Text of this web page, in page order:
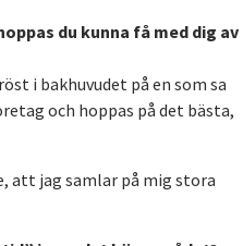
du kunna få med dig av
i bakhuvudet på en som sa
och hoppas på det bästa,
att jag samlar på mig stora